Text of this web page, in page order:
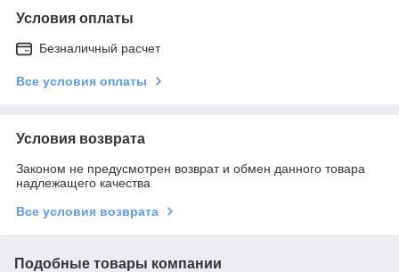
Условия оплаты
Безналичный расчет
Все условия оплаты
Условия возврата
Законом не предусмотрен возврат и обмен данного товара
надлежащего качества
Все условия возврата
Подобные товары компании